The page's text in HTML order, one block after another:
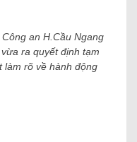
an H.Cầu Ngang
ra quyết định tạm
làm rõ về hành động